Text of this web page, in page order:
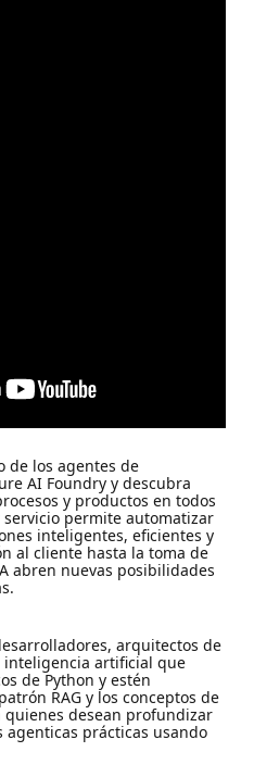
de los agentes de
AI Foundry y descubra
y productos en todos
servicio permite automatizar
inteligentes, eficientes y
al cliente hasta la toma de
abren nuevas posibilidades
arquitectos de
inteligencia artificial que
de Python y estén
RAG y los conceptos de
quienes desean profundizar
agenticas prácticas usando